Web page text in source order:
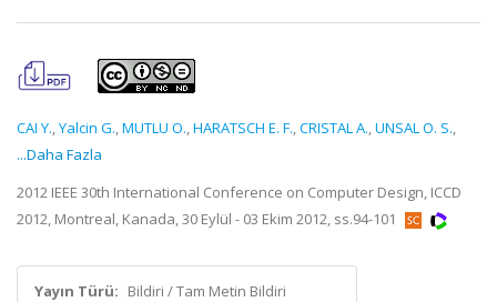
CAI Y.,Yalcin G.,MUTLU O.,HARATSCH E. F.,CRISTAL A.,UNSAL O. S.,
...Daha Fazla
2012 IEEE 30th International Conference on Computer Design, ICCD
2012, Montreal, Kanada, 30 Eylül - 03 Ekim 2012, ss.94-101
Yayın Türü: Bildiri / Tam Metin Bildiri